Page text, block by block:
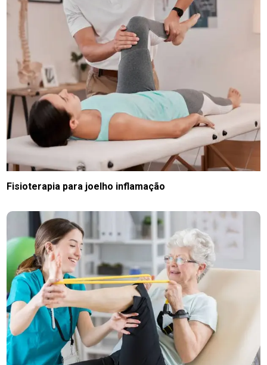
Fisioterapia para joelho inflamação